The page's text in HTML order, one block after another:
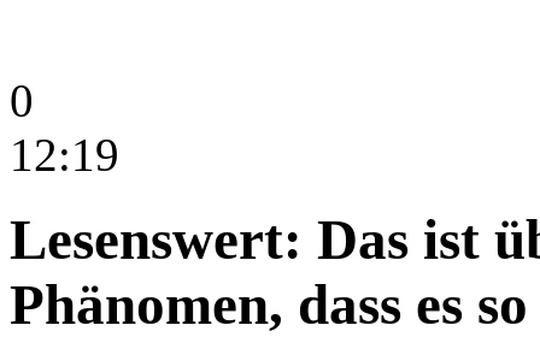
0
12:19
Lesenswert: Das ist
Phänomen, dass es